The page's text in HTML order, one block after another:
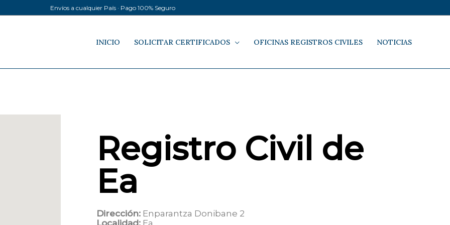
Envíos a cualquier País · Pago 100% Seguro
INICIO SOLICITAR CERTIFICADOS OFICINAS REGISTROS CIVILES NOTICIAS
Registro Civil de
Ea
Dirección: Enparantza Donibane 2
Localidad: Ea